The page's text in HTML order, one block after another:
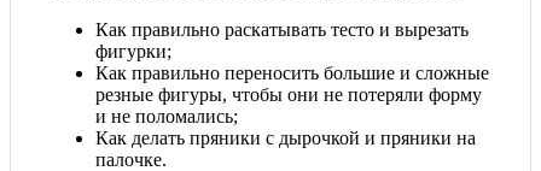
Как правильно раскатывать тесто и вырезать
фигурки;
Как правильно переносить большие и сложные
резные фигуры, чтобы они не потеряли форму
и не поломались;
Как делать пряники с дырочкой и пряники на
палочке.